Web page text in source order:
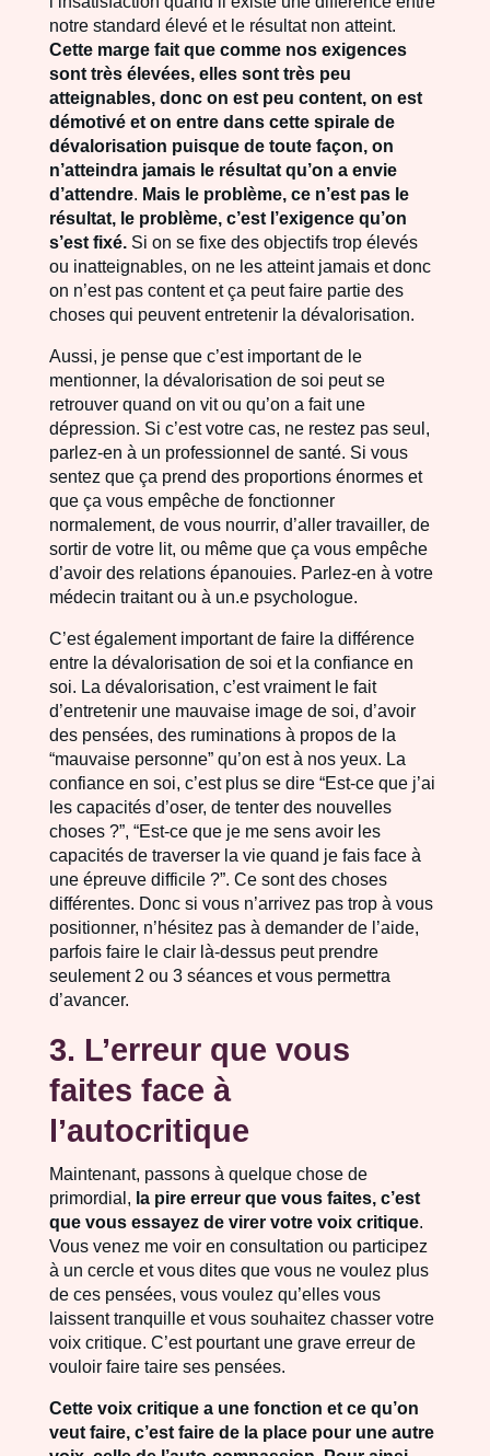
notre standard élevé et le résultat non atteint.
Cette marge fait que comme nos exigences
sont très élevées, elles sont très peu
atteignables, donc on est peu content, on est
démotivé et on entre dans cette spirale de
dévalorisation puisque de toute façon, on
n’atteindra jamais le résultat qu’on a envie
d’attendre. Mais le problème, ce n’est pas le
résultat, le problème, c’est l’exigence qu’on
s’est fixé.Si on se fixe des objectifs trop élevés
ou inatteignables, on ne les atteint jamais et donc
on n’est pas content et ça peut faire partie des
choses qui peuvent entretenir la dévalorisation.
Aussi, je pense que c’est important de le
mentionner, la dévalorisation de soi peut se
retrouver quand on vit ou qu’on a fait une
dépression. Si c’est votre cas, ne restez pas seul,
parlez-en à un professionnel de santé. Si vous
sentez que ça prend des proportions énormes et
que ça vous empêche de fonctionner
normalement, de vous nourrir, d’aller travailler, de
sortir de votre lit, ou même que ça vous empêche
d’avoir des relations épanouies. Parlez-en à votre
médecin traitant ou à un.e psychologue.
C’est également important de faire la différence
entre la dévalorisation de soi et la confiance en
soi. La dévalorisation, c’est vraiment le fait
d’entretenir une mauvaise image de soi, d’avoir
des pensées, des ruminations à propos de la
“mauvaise personne” qu’on est à nos yeux. La
confiance en soi, c’est plus se dire “Est-ce que j’ai
les capacités d’oser, de tenter des nouvelles
choses ?”, “Est-ce que je me sens avoir les
capacités de traverser la vie quand je fais face à
une épreuve difficile ?”. Ce sont des choses
différentes. Donc si vous n’arrivez pas trop à vous
positionner, n’hésitez pas à demander de l’aide,
parfois faire le clair là-dessus peut prendre
seulement 2 ou 3 séances et vous permettra
d’avancer.
3. L’erreur que vous
faites face à
l’autocritique
Maintenant, passons à quelque chose de
primordial, la pire erreur que vous faites, c’est
que vous essayez de virer votre voix critique.
Vous venez me voir en consultation ou participez
à un cercle et vous dites que vous ne voulez plus
de ces pensées, vous voulez qu’elles vous
laissent tranquille et vous souhaitez chasser votre
voix critique. C’est pourtant une grave erreur de
vouloir faire taire ses pensées.
Cette voix critique a une fonction et ce qu’on
veut faire, c’est faire de la place pour une autre